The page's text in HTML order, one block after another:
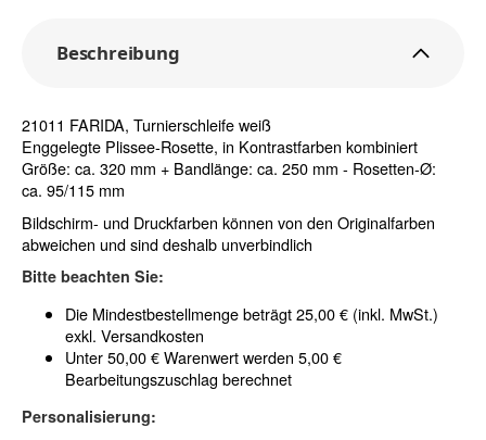
Beschreibung
21011 FARIDA, Turnierschleife weiß
Enggelegte Plissee-Rosette, in Kontrastfarben kombiniert
Größe: ca. 320 mm + Bandlänge: ca. 250 mm - Rosetten-Ø:
ca. 95/115 mm
Bildschirm- und Druckfarben können von den Originalfarben
abweichen und sind deshalb unverbindlich
Bitte beachten Sie:
Die Mindestbestellmenge beträgt 25,00 € (inkl. MwSt.)
exkl. Versandkosten
Unter 50,00 € Warenwert werden 5,00 €
Bearbeitungszuschlag berechnet
Personalisierung: